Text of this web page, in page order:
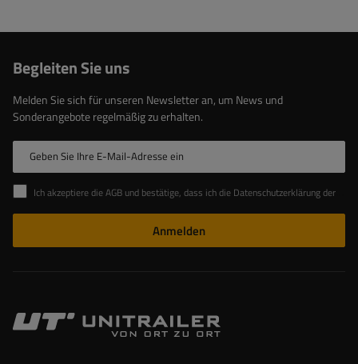
Begleiten Sie uns
Melden Sie sich für unseren Newsletter an, um News und
Sonderangebote regelmäßig zu erhalten.
Geben Sie Ihre E-Mail-Adresse ein
Ich akzeptiere die AGB und bestätige, dass ich die Datenschutzerklärung der Website zur Kenntnis genommen habe
Anmelden